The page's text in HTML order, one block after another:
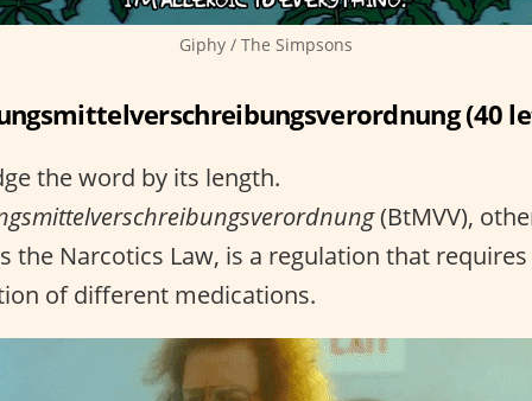
Giphy / The Simpsons
(40
the word by its length.
(BtMVV),
the Narcotics Law, is a regulation that
of different medications.